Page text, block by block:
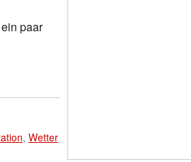
paar
, Wetter